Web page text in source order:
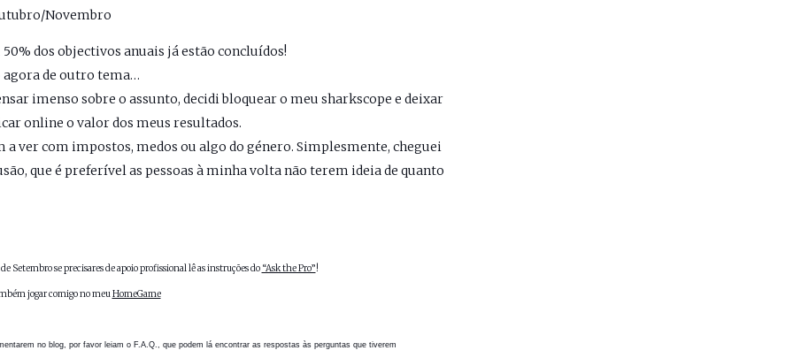
Novembro
50% dos objectivos anuais já estão concluídos!
agora de outro tema…
imenso sobre o assunto, decidi bloquear o meu sharkscope e deixar
online o valor dos meus resultados.
a ver com impostos, medos ou algo do género. Simplesmente, cheguei
que é preferível as pessoas à minha volta não terem ideia de quanto
Setembro se precisares de apoio profissional lê as instruções do “Ask the Pro”!
jogar comigo no meuHomeGame
no blog, por favor leiam o F.A.Q., que podem lá encontrar as respostas às perguntas que tiverem